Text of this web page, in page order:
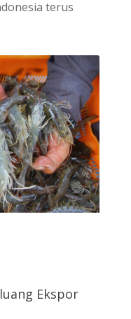
terus
Ekspor